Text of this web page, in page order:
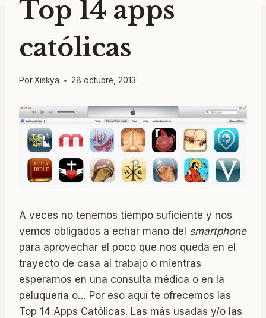
Top 14 apps
católicas
PorXiskya 28 octubre, 2013
A veces no tenemos tiempo suficiente y nos
vemos obligados a echar mano del smartphone
para aprovechar el poco que nos queda en el
trayecto de casa al trabajo o mientras
esperamos en una consulta médica o en la
peluquería o… Por eso aquí te ofrecemos las
Top 14 Apps Católicas. Las más usadas y/o las